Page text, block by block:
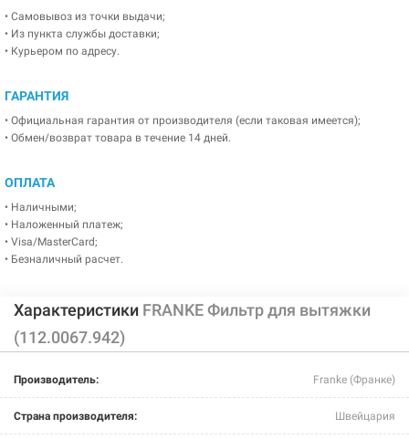
• Самовывоз из точки выдачи;
• Из пункта службы доставки;
• Курьером по адресу.
ГАРАНТИЯ
• Официальная гарантия от производителя (если таковая имеется);
• Обмен/возврат товара в течение 14 дней.
ОПЛАТА
• Наличными;
• Наложенный платеж;
• Visa/MasterCard;
• Безналичный расчет.
Характеристики FRANKE Фильтр для вытяжки
(112.0067.942)
Производитель: Franke (Франке)
Страна производителя: Швейцария